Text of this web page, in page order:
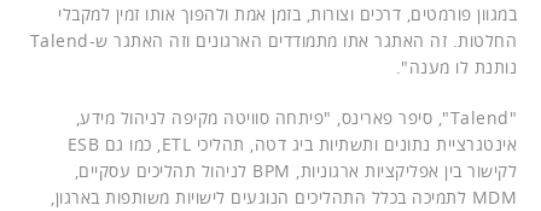
במגוון פורמטים, דרכים וצורות, בזמן אמת ולהפוך אותו זמין למקבלי
החלטות. זה האתגר אתו מתמודדים הארגונים וזה האתגר ש-Talend
נותנת לו מענה".
"Talend", סיפר פארינס, "פיתחה סוויטה מקיפה לניהול מידע,
אינטגרציית נתונים ותשתיות ביג דטה, תהליכי ETL, כמו גם ESB
לקישור בין אפליקציות ארגוניות, BPM לניהול תהליכים עסקיים,
MDM לתמיכה בכלל התהליכים הנוגעים לישויות משותפות בארגון,